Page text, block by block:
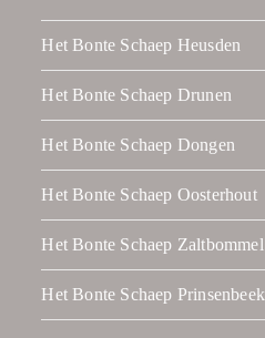
Het Bonte Schaep Heusden
Het Bonte Schaep Drunen
Het Bonte Schaep Dongen
Het Bonte Schaep Oosterhout
Het Bonte Schaep Zaltbommel
Het Bonte Schaep Prinsenbeek